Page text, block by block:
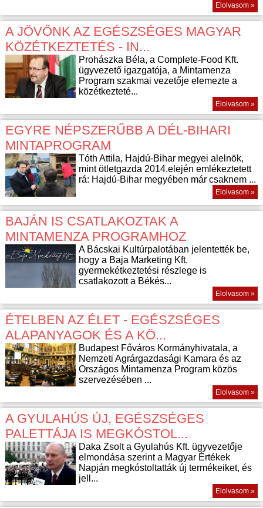
Elolvasom »
A JÖVŐNK AZ EGÉSZSÉGES MAGYAR
KÖZÉTKEZTETÉS - IN...
Prohászka Béla, a Complete-Food Kft.
ügyvezető igazgatója, a Mintamenza
Program szakmai vezetője elemezte a
közétkezteté...
Elolvasom »
EGYRE NÉPSZERŰBB A DÉL-BIHARI
MINTAPROGRAM
Tóth Attila, Hajdú-Bihar megyei alelnök,
mint ötletgazda 2014.elején emlékeztetett
rá: Hajdú-Bihar megyében már csaknem ...
Elolvasom »
BAJÁN IS CSATLAKOZTAK A
MINTAMENZA PROGRAMHOZ
A Bácskai Kultúrpalotában jelentették be,
hogy a Baja Marketing Kft.
gyermekétkeztetési részlege is
csatlakozott a Békés...
Elolvasom »
ÉTELBEN AZ ÉLET - EGÉSZSÉGES
ALAPANYAGOK ÉS A KÖ...
Budapest Főváros Kormányhivatala, a
Nemzeti Agrárgazdasági Kamara és az
Országos Mintamenza Program közös
szervezésében ...
Elolvasom »
A GYULAHÚS ÚJ, EGÉSZSÉGES
PALETTÁJA IS MEGKÓSTOL...
Daka Zsolt a Gyulahús Kft. ügyvezetője
elmondása szerint a Magyar Értékek
Napján megkóstoltatták új termékeiket, és
jell...
Elolvasom »